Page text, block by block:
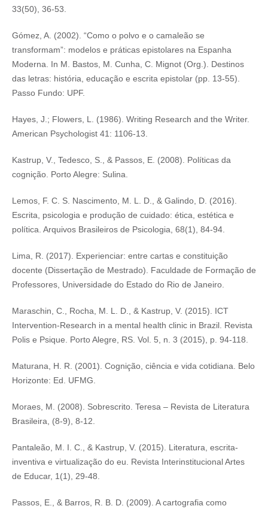
33(50), 36-53.
Gómez, A. (2002). “Como o polvo e o camaleão se
transformam”: modelos e práticas epistolares na Espanha
Moderna. In M. Bastos, M. Cunha, C. Mignot (Org.). Destinos
das letras: história, educação e escrita epistolar (pp. 13-55).
Passo Fundo: UPF.
Hayes, J.; Flowers, L. (1986). Writing Research and the Writer.
American Psychologist 41: 1106-13.
Kastrup, V., Tedesco, S., & Passos, E. (2008). Políticas da
cognição. Porto Alegre: Sulina.
Lemos, F. C. S. Nascimento, M. L. D., & Galindo, D. (2016).
Escrita, psicologia e produção de cuidado: ética, estética e
política. Arquivos Brasileiros de Psicologia, 68(1), 84-94.
Lima, R. (2017). Experienciar: entre cartas e constituição
docente (Dissertação de Mestrado). Faculdade de Formação de
Professores, Universidade do Estado do Rio de Janeiro.
Maraschin, C., Rocha, M. L. D., & Kastrup, V. (2015). ICT
Intervention-Research in a mental health clinic in Brazil. Revista
Polis e Psique. Porto Alegre, RS. Vol. 5, n. 3 (2015), p. 94-118.
Maturana, H. R. (2001). Cognição, ciência e vida cotidiana. Belo
Horizonte: Ed. UFMG.
Moraes, M. (2008). Sobrescrito. Teresa – Revista de Literatura
Brasileira, (8-9), 8-12.
Pantaleão, M. I. C., & Kastrup, V. (2015). Literatura, escrita-
inventiva e virtualização do eu. Revista Interinstitucional Artes
de Educar, 1(1), 29-48.
Passos, E., & Barros, R. B. D. (2009). A cartografia como